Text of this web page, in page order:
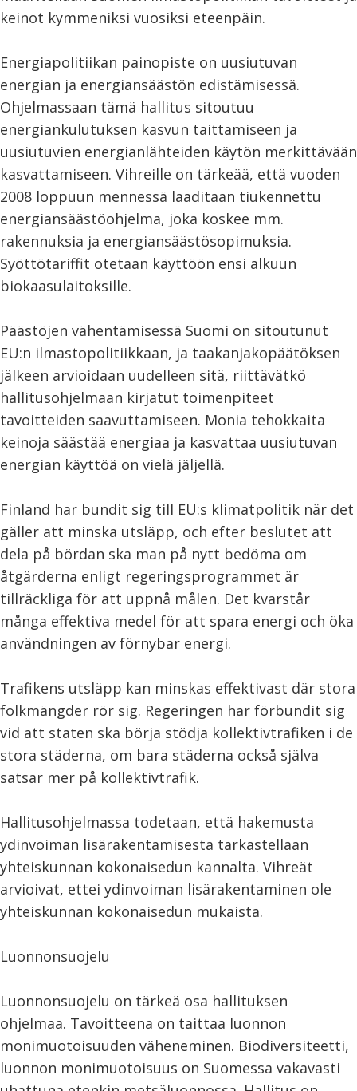
keinot kymmeniksi vuosiksi eteenpäin.
Energiapolitiikan painopiste on uusiutuvan
energian ja energiansäästön edistämisessä.
Ohjelmassaan tämä hallitus sitoutuu
energiankulutuksen kasvun taittamiseen ja
uusiutuvien energianlähteiden käytön merkittävään
kasvattamiseen. Vihreille on tärkeää, että vuoden
2008 loppuun mennessä laaditaan tiukennettu
energiansäästöohjelma, joka koskee mm.
rakennuksia ja energiansäästösopimuksia.
Syöttötariffit otetaan käyttöön ensi alkuun
biokaasulaitoksille.
Päästöjen vähentämisessä Suomi on sitoutunut
EU:n ilmastopolitiikkaan, ja taakanjakopäätöksen
jälkeen arvioidaan uudelleen sitä, riittävätkö
hallitusohjelmaan kirjatut toimenpiteet
tavoitteiden saavuttamiseen. Monia tehokkaita
keinoja säästää energiaa ja kasvattaa uusiutuvan
energian käyttöä on vielä jäljellä.
Finland har bundit sig till EU:s klimatpolitik när det
gäller att minska utsläpp, och efter beslutet att
dela på bördan ska man på nytt bedöma om
åtgärderna enligt regeringsprogrammet är
tillräckliga för att uppnå målen. Det kvarstår
många effektiva medel för att spara energi och öka
användningen av förnybar energi.
Trafikens utsläpp kan minskas effektivast där stora
folkmängder rör sig. Regeringen har förbundit sig
vid att staten ska börja stödja kollektivtrafiken i de
stora städerna, om bara städerna också själva
satsar mer på kollektivtrafik.
Hallitusohjelmassa todetaan, että hakemusta
ydinvoiman lisärakentamisesta tarkastellaan
yhteiskunnan kokonaisedun kannalta. Vihreät
arvioivat, ettei ydinvoiman lisärakentaminen ole
yhteiskunnan kokonaisedun mukaista.
Luonnonsuojelu
Luonnonsuojelu on tärkeä osa hallituksen
ohjelmaa. Tavoitteena on taittaa luonnon
monimuotoisuuden väheneminen. Biodiversiteetti,
luonnon monimuotoisuus on Suomessa vakavasti